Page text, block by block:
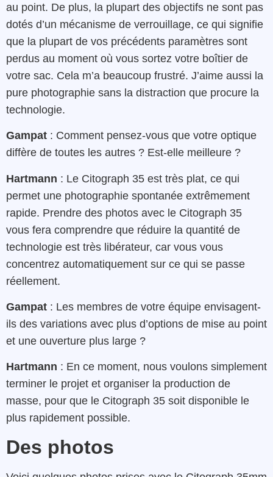
au point. De plus, la plupart des objectifs ne sont pas
dotés d’un mécanisme de verrouillage, ce qui signifie
que la plupart de vos précédents paramètres sont
perdus au moment où vous sortez votre boîtier de
votre sac. Cela m’a beaucoup frustré. J’aime aussi la
pure photographie sans la distraction que procure la
technologie.
Gampat : Comment pensez-vous que votre optique
diffère de toutes les autres ? Est-elle meilleure ?
Hartmann : Le Citograph 35 est très plat, ce qui
permet une photographie spontanée extrêmement
rapide. Prendre des photos avec le Citograph 35
vous fera comprendre que réduire la quantité de
technologie est très libérateur, car vous vous
concentrez automatiquement sur ce qui se passe
réellement.
Gampat : Les membres de votre équipe envisagent-
ils des variations avec plus d’options de mise au point
et une ouverture plus large ?
Hartmann : En ce moment, nous voulons simplement
terminer le projet et organiser la production de
masse, pour que le Citograph 35 soit disponible le
plus rapidement possible.
Des photos